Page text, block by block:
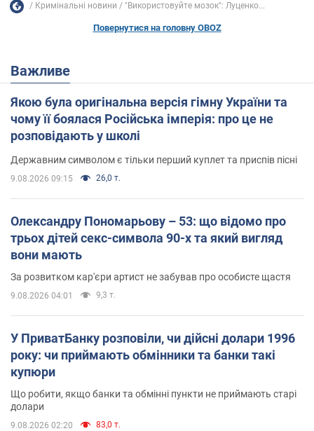
Кримінальні новини "Використовуйте мозок": Луценко...
Повернутися на головну OBOZ
Важливе
Якою була оригінальна версія гімну України та
чому її боялася Російська імперія: про це не
розповідають у школі
Державним символом є тільки перший куплет та приспів пісні
9.08.2026 09:15 26,0 т.
Олександру Пономарьову – 53: що відомо про
трьох дітей секс-символа 90-х та який вигляд
вони мають
За розвитком кар'єри артист не забував про особисте щастя
9.08.2026 04:01 9,3 т.
У ПриватБанку розповіли, чи дійсні долари 1996
року: чи приймають обмінники та банки такі
купюри
Що робити, якщо банки та обмінні пункти не приймають старі
долари
9.08.2026 02:20 83,0 т.